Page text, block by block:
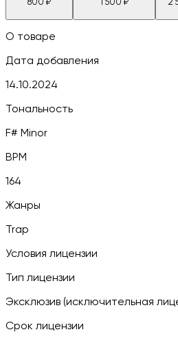
800 ₽ 1 500 ₽ 2
О товаре
Дата добавления
14.10.2024
Тональность
F# Minor
BPM
164
Жанры
Trap
Условия лицензии
Тип лицензии
Эксклюзив (исключительная
Срок лицензии